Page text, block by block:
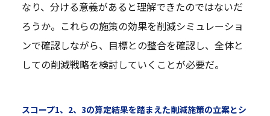
なり、分ける意義があると理解できたのではないだ
ろうか。これらの施策の効果を削減シミュレーショ
ンで確認しながら、目標との整合を確認し、全体と
しての削減戦略を検討していくことが必要だ。
スコープ1、2、3の算定結果を踏まえた削減施策の立案とシ